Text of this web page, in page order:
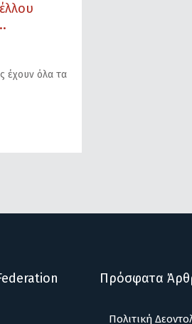
έχουν όλα τα
Πρόσφατα
Πολιτική